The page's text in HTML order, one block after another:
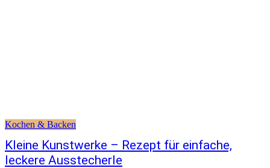
Kochen & Backen
Kleine Kunstwerke – Rezept für einfache,
leckere Ausstecherle